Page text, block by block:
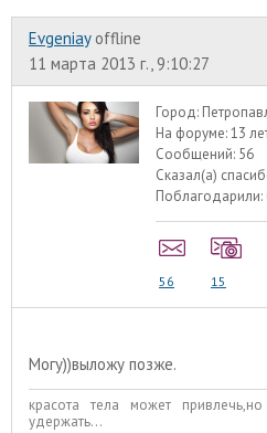
Evgeniay offline
11 марта 2013 г., 9:10:27
Город:
На форуме:13
Сообщений: 56
Сказал(а)
Поблагодарили:
56 15
Могу))выложу позже.
красота тела может
удержать...